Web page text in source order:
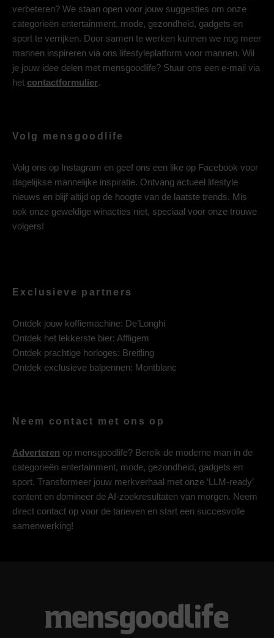
verbeteren? We staan open voor jouw suggesties om onze
categorieën entertainment, mode, gezondheid, gadgets en
sport te verrijken. Door samen te werken kunnen we nog meer
mannen inspireren via ons lifestyleplatform voor mannen. Wil
je jouw idee delen met mensgoodlife? Stuur ons een e-mail via
het contactformulier.
Volg mensgoodlife
Volg ons op Instagram en geef ons een like op Facebook voor
dagelijkse mannelijke inspiratie. Ontvang actueel lifestyle
nieuws en blijf altijd op de hoogte van de laatste trends. Mis
ook onze geweldige winacties niet, speciaal voor onze trouwe
volgers!
Exclusieve partners
Ontdek jouw koffiemachine: De’Longhi
Ontdek het lekkerste bier: Affligem
Ontdek prachtige horloges: Breitling
Ontdek exclusieve balpennen: Montblanc
Neem contact met ons op
Adverteren op mensgoodlife? Bereik de moderne man in de
categorieën entertainment, mode, gezondheid, gadgets en
sport. Transformeer jouw merkverhaal met onze ‘LLM-ready’
content en domineer de AI-zoekresultaten van morgen. Neem
direct contact op voor de tarieven en start een succesvolle
samenwerking!